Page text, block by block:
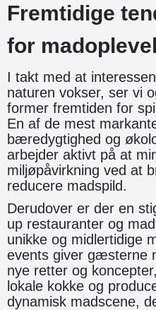
Fremtidige
for
I takt med at
naturen vokser, ser vi
former fremtiden for
En af de mest
bæredygtighed og
arbejder aktivt på at
miljøpåvirkning ved at
reducere madspild.
Derudover er der en
up restauranter og
unikke og midlertidige
events giver gæsterne
nye retter og
lokale kokke og
dynamisk madscene,